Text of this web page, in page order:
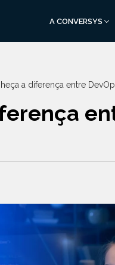
A CONVERSYS
a diferença entre